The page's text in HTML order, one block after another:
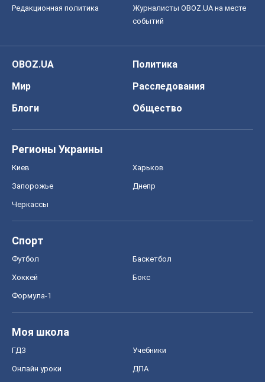
Редакционная политика
Журналисты OBOZ.UA на месте
событий
OBOZ.UA
Политика
Мир
Расследования
Блоги
Общество
Регионы Украины
Киев Харьков
Запорожье Днепр
Черкассы
Спорт
Футбол Баскетбол
Хоккей Бокс
Формула-1
Моя школа
ГДЗ Учебники
Онлайн уроки ДПА